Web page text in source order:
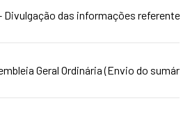
Divulgação das informações referentes
Geral Ordinária (Envio do